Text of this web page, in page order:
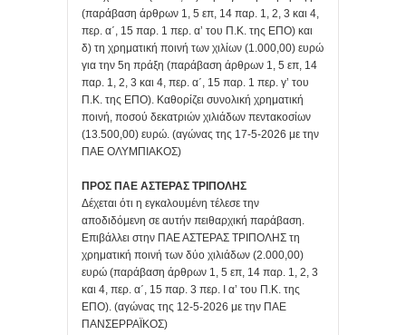
(παράβαση άρθρων 1, 5 επ, 14 παρ. 1, 2, 3 και 4,
περ. α΄, 15 παρ. 1 περ. α’ του Π.Κ. της ΕΠΟ) και
δ) τη χρηματική ποινή των χιλίων (1.000,00) ευρώ
για την 5η πράξη (παράβαση άρθρων 1, 5 επ, 14
παρ. 1, 2, 3 και 4, περ. α΄, 15 παρ. 1 περ. γ’ του
Π.Κ. της ΕΠΟ). Καθορίζει συνολική χρηματική
ποινή, ποσού δεκατριών χιλιάδων πεντακοσίων
(13.500,00) ευρώ. (αγώνας της 17-5-2026 με την
ΠΑΕ ΟΛΥΜΠΙΑΚΟΣ)
ΠΡΟΣ ΠΑΕ ΑΣΤΕΡΑΣ ΤΡΙΠΟΛΗΣ
Δέχεται ότι η εγκαλουμένη τέλεσε την
αποδιδόμενη σε αυτήν πειθαρχική παράβαση.
Επιβάλλει στην ΠΑΕ ΑΣΤΕΡΑΣ ΤΡΙΠΟΛΗΣ τη
χρηματική ποινή των δύο χιλιάδων (2.000,00)
ευρώ (παράβαση άρθρων 1, 5 επ, 14 παρ. 1, 2, 3
και 4, περ. α΄, 15 παρ. 3 περ. Ι α’ του Π.Κ. της
ΕΠΟ). (αγώνας της 12-5-2026 με την ΠΑΕ
ΠΑΝΣΕΡΡΑΪΚΟΣ)